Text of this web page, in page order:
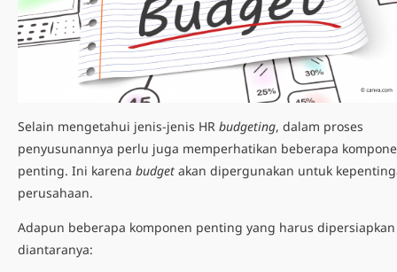
Selain mengetahui jenis-jenis HR budgeting, dalam proses
penyusunannya perlu juga memperhatikan beberapa
penting. Ini karena budget akan dipergunakan untuk
perusahaan.
Adapun beberapa komponen penting yang harus dipersiapkan
diantaranya: